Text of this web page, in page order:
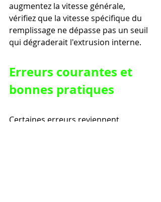
augmentez la vitesse générale,
vérifiez que la vitesse spécifique du
remplissage ne dépasse pas un seuil
qui dégraderait l'extrusion interne.
Erreurs courantes et
bonnes pratiques
Certaines erreurs reviennent